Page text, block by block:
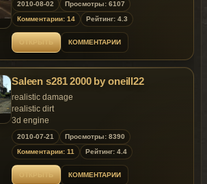
2010-08-02
Просмотры: 6107
Комментарии: 14
Рейтинг: 4.3
КОММЕНТАРИИ
Saleen s281 2000 by oneill22
realistic damage
realistic dirt
3d engine
paintable vinyl
Replaces uranus
2010-07-21
Просмотры: 8390
Комментарии: 11
Рейтинг: 4.4
КОММЕНТАРИИ